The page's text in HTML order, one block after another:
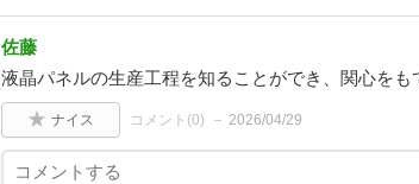
佐藤
液晶パネルの生産工程を知ることができ、関心をも
ナイス コメント(0) 2026/04/29